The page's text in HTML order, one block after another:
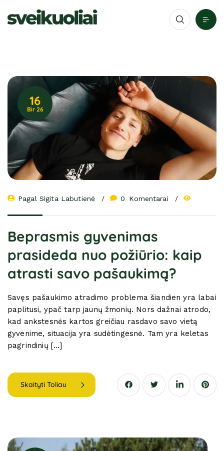
16
Bir 26
Pagal Sigita Labutienė 0 Komentarai
Beprasmis gyvenimas
prasideda nuo požiūrio: kaip
atrasti savo pašaukimą?
Savęs pašaukimo atradimo problema šiandien yra labai
paplitusi, ypač tarp jaunų žmonių. Nors dažnai atrodo,
kad ankstesnės kartos greičiau rasdavo savo vietą
gyvenime, situacija yra sudėtingesnė. Tam yra keletas
pagrindinių […]
Skaityti Toliau